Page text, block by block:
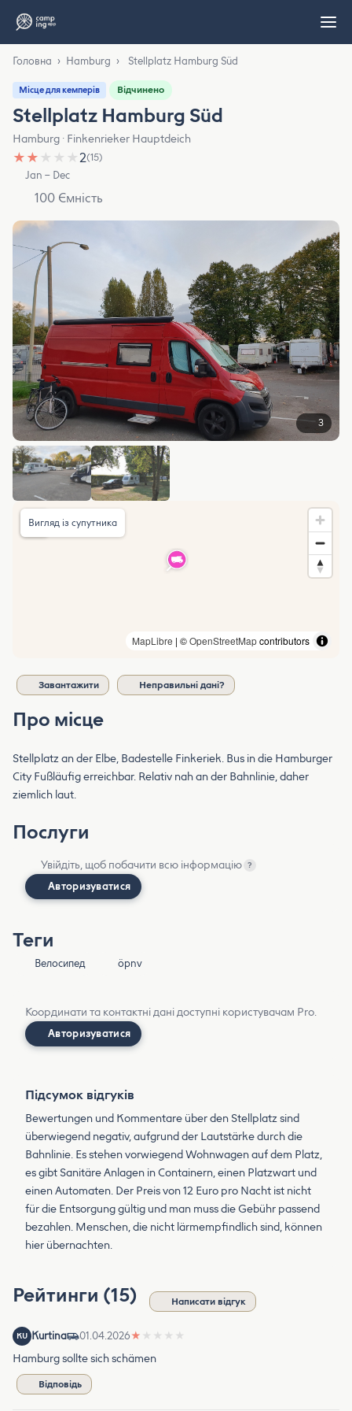
Головна › Hamburg › Stellplatz Hamburg Süd
Місце для кемперів Відчинено
Stellplatz Hamburg Süd
Hamburg · Finkenrieker Hauptdeich
★ ★ ★ ★ ★2(15)
Jan – Dec
100 Ємність
3
MapLibre | ©OpenStreetMapcontributors
Вигляд із супутника
Завантажити Неправильні дані?
Про місце
Stellplatz an der Elbe, Badestelle Finkeriek. Bus in die Hamburger
City Fußläufig erreichbar. Relativ nah an der Bahnlinie, daher
ziemlich laut.
Послуги
Увійдіть, щоб побачити всю інформацію ?
Авторизуватися
Теги
Велосипед öpnv
Координати та контактні дані доступні користувачам Pro.
Авторизуватися
Підсумок відгуків
Bewertungen und Kommentare über den Stellplatz sind
überwiegend negativ, aufgrund der Lautstärke durch die
Bahnlinie. Es stehen vorwiegend Wohnwagen auf dem Platz,
es gibt Sanitäre Anlagen in Containern, einen Platzwart und
einen Automaten. Der Preis von 12 Euro pro Nacht ist nicht
für die Entsorgung gültig und man muss die Gebühr passend
bezahlen. Menschen, die nicht lärmempfindlich sind, können
hier übernachten.
Рейтинги (15) Написати відгук
KU Kurtina 01.04.2026★ ★ ★ ★ ★
Hamburg sollte sich schämen
Відповідь